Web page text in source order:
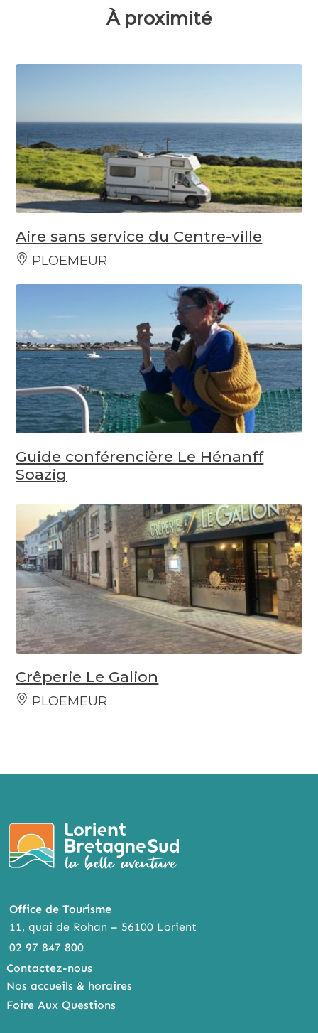
À proximité
Aire sans service du Centre-ville
PLOEMEUR
Guide conférencière Le Hénanff
Soazig
Crêperie Le Galion
PLOEMEUR
Office de Tourisme
11, quai de Rohan – 56100 Lorient
02 97 847 800
Contactez-nous
Nos accueils & horaires
Foire Aux Questions